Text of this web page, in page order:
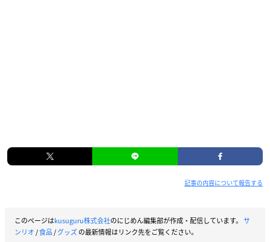
記事の内容について報告する
このページはkusuguru株式会社のにじめん編集部が作成・配信しています。 サ
ンリオ/食品/グッズの最新情報はリンク先をご覧ください。